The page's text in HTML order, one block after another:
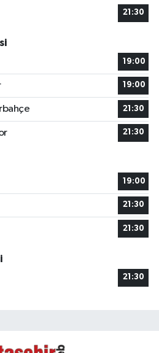
21:30
19:00
19:00
21:30
21:30
19:00
21:30
21:30
21:30